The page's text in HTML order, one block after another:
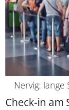
Nervig: lange
Check-in am